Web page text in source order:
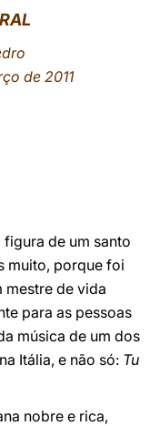
de 2011
de um santo
muito, porque foi
mestre de vida
para as pessoas
música de um dos
Itália, e não só: Tu
nobre e rica,